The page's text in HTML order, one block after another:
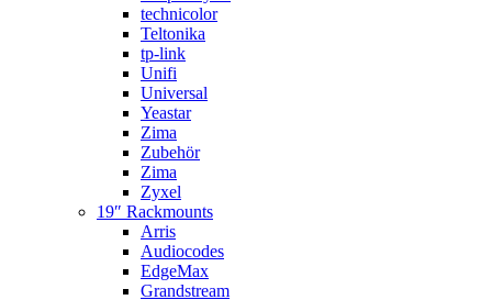
technicolor
Teltonika
tp-link
Unifi
Universal
Yeastar
Zima
Zubehör
Zima
Zyxel
19″ Rackmounts
Arris
Audiocodes
EdgeMax
Grandstream